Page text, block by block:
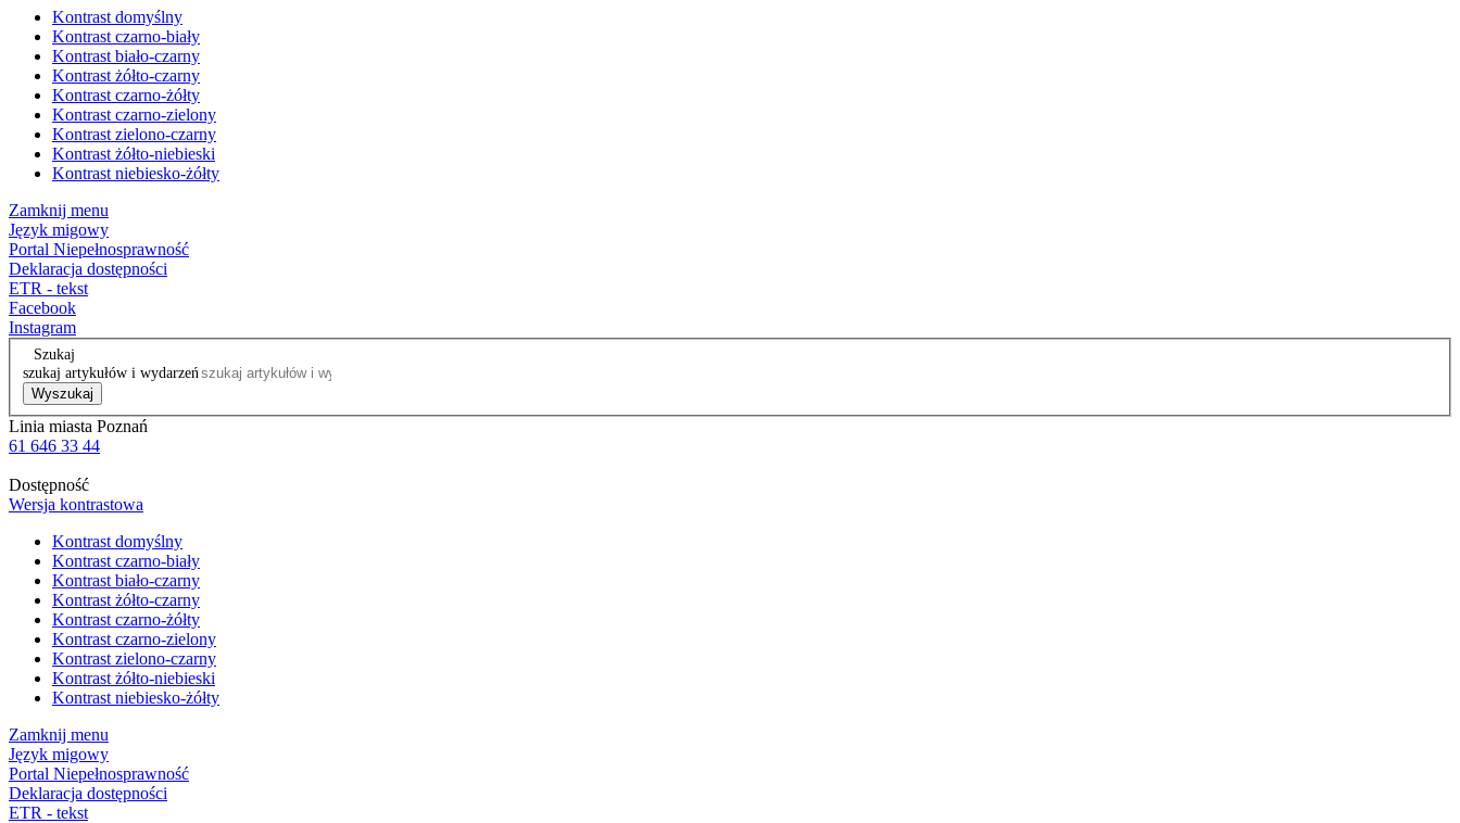
Kontrast domyślny
Kontrast czarno-biały
Kontrast biało-czarny
Kontrast żółto-czarny
Kontrast czarno-żółty
Kontrast czarno-zielony
Kontrast zielono-czarny
Kontrast żółto-niebieski
Kontrast niebiesko-żółty
Zamknij menu
Język migowy
Portal Niepełnosprawność
Deklaracja dostępności
ETR - tekst
Facebook
Instagram
Szukaj
szukaj artykułów i wydarzeń
Wyszukaj
Linia miasta Poznań
61 646 33 44
Dostępność
Wersja kontrastowa
Kontrast domyślny
Kontrast czarno-biały
Kontrast biało-czarny
Kontrast żółto-czarny
Kontrast czarno-żółty
Kontrast czarno-zielony
Kontrast zielono-czarny
Kontrast żółto-niebieski
Kontrast niebiesko-żółty
Zamknij menu
Język migowy
Portal Niepełnosprawność
Deklaracja dostępności
ETR - tekst